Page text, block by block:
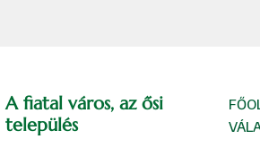
A fiatal város, az ősi
település